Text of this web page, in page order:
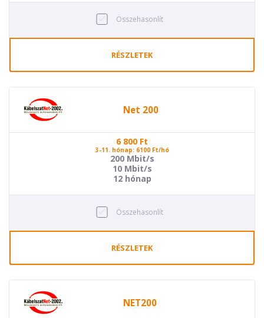
Összehasonlít
RÉSZLETEK
Net 200
6 800 Ft
3-11. hónap: 6100 Ft/hó
200 Mbit/s
10 Mbit/s
12 hónap
Összehasonlít
RÉSZLETEK
NET200